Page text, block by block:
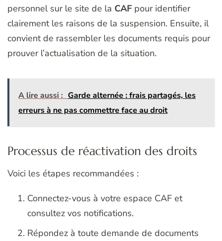
personnel sur le site de la CAF pour identifier
clairement les raisons de la suspension. Ensuite, il
convient de rassembler les documents requis pour
prouver l’actualisation de la situation.
A lire aussi : Garde alternée : frais partagés, les
erreurs à ne pas commettre face au droit
Processus de réactivation des droits
Voici les étapes recommandées :
Connectez-vous à votre espace CAF et
consultez vos notifications.
Répondez à toute demande de documents